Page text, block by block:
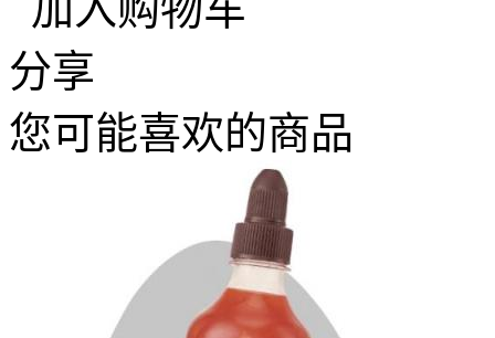
分享
您可能喜欢的商品